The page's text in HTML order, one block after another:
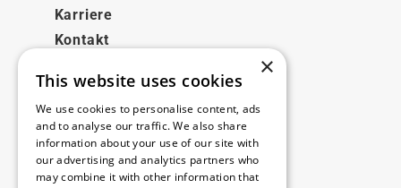
Karriere
Kontakt
Rechtliches
Disclaimer
Privacy policy
Cookie policy
×
This website uses cookies
We use cookies to personalise content, ads
and to analyse our traffic. We also share
information about your use of our site with
our advertising and analytics partners who
may combine it with other information that